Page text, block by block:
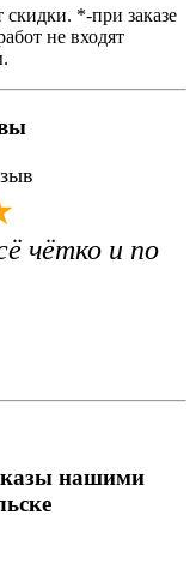
скидки. *-при заказе
не входят
чётко и по
нашими